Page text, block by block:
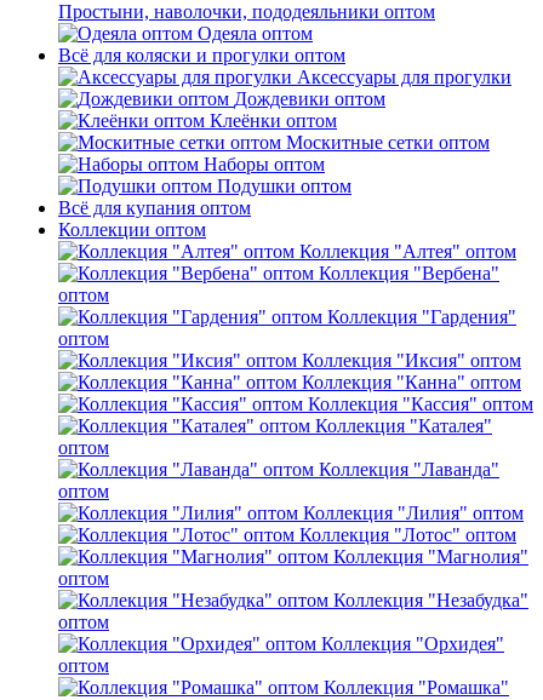
Простыни, наволочки, пододеяльники оптом
Одеяла оптом
Всё для коляски и прогулки оптом
Аксессуары для прогулки
Дождевики оптом
Клеёнки оптом
Москитные сетки оптом
Наборы оптом
Подушки оптом
Всё для купания оптом
Коллекции оптом
Коллекция "Алтея" оптом
Коллекция "Вербена"
оптом
Коллекция "Гардения"
оптом
Коллекция "Иксия" оптом
Коллекция "Канна" оптом
Коллекция "Кассия" оптом
Коллекция "Каталея"
оптом
Коллекция "Лаванда"
оптом
Коллекция "Лилия" оптом
Коллекция "Лотос" оптом
Коллекция "Магнолия"
оптом
Коллекция "Незабудка"
оптом
Коллекция "Орхидея"
оптом
Коллекция "Ромашка"